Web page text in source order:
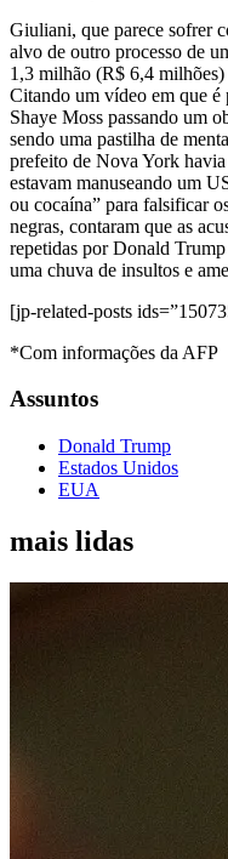
Giuliani, que parece sofrer
alvo de outro processo de
1,3 milhão (R$ 6,4 milhões)
Citando um vídeo em que é
Shaye Moss passando um
sendo uma pastilha de
prefeito de Nova York havia
estavam manuseando um
ou cocaína” para falsificar
negras, contaram que as
repetidas por Donald Trump
uma chuva de insultos e
[jp-related-posts
*Com informações da AFP
Assuntos
Donald Trump
Estados Unidos
EUA
mais lidas